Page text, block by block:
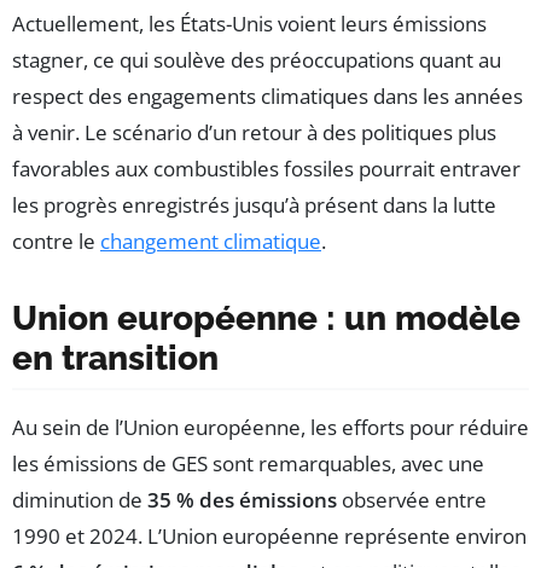
Actuellement, les États-Unis voient leurs émissions
stagner, ce qui soulève des préoccupations quant au
respect des engagements climatiques dans les années
à venir. Le scénario d’un retour à des politiques plus
favorables aux combustibles fossiles pourrait entraver
les progrès enregistrés jusqu’à présent dans la lutte
contre le changement climatique.
Union européenne : un modèle
en transition
Au sein de l’Union européenne, les efforts pour réduire
les émissions de GES sont remarquables, avec une
diminution de 35 % des émissions observée entre
1990 et 2024. L’Union européenne représente environ